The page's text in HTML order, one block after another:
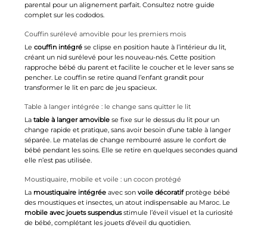
parental pour un alignement parfait. Consultez notre guide
complet sur les cododos.
Couffin surélevé amovible pour les premiers mois
Le couffin intégrése clipse en position haute à l’intérieur du lit,
créant un nid surélevé pour les nouveau-nés. Cette position
rapproche bébé du parent et facilite le coucher et le lever sans se
pencher. Le couffin se retire quand l’enfant grandit pour
transformer le lit en parc de jeu spacieux.
Table à langer intégrée : le change sans quitter le lit
La table à langer amoviblese fixe sur le dessus du lit pour un
change rapide et pratique, sans avoir besoin d’une table à langer
séparée. Le matelas de change rembourré assure le confort de
bébé pendant les soins. Elle se retire en quelques secondes quand
elle n’est pas utilisée.
Moustiquaire, mobile et voile : un cocon protégé
La moustiquaire intégréeavec son voile décoratifprotège bébé
des moustiques et insectes, un atout indispensable au Maroc. Le
mobile avec jouets suspendusstimule l’éveil visuel et la curiosité
de bébé, complétant les jouets d’éveil du quotidien.